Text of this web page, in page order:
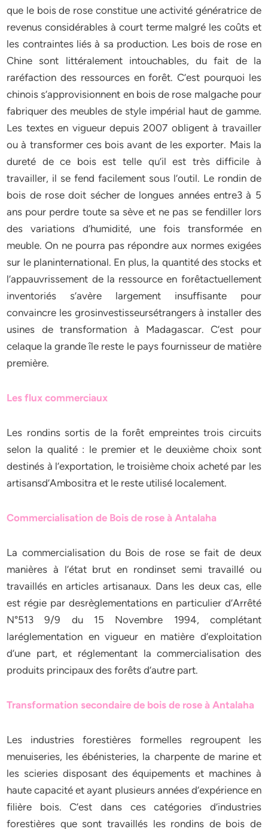
que le bois de rose constitue une activité génératrice de
revenus considérables à court terme malgré les coûts et
les contraintes liés à sa production. Les bois de rose en
Chine sont littéralement intouchables, du fait de la
raréfaction des ressources en forêt. C’est pourquoi les
chinois s’approvisionnent en bois de rose malgache pour
fabriquer des meubles de style impérial haut de gamme.
Les textes en vigueur depuis 2007 obligent à travailler
ou à transformer ces bois avant de les exporter. Mais la
dureté de ce bois est telle qu’il est très difficile à
travailler, il se fend facilement sous l’outil. Le rondin de
bois de rose doit sécher de longues années entre3 à 5
ans pour perdre toute sa sève et ne pas se fendiller lors
des variations d’humidité, une fois transformée en
meuble. On ne pourra pas répondre aux normes exigées
sur le planinternational. En plus, la quantité des stocks et
l’appauvrissement de la ressource en forêtactuellement
inventoriés s’avère largement insuffisante pour
convaincre les grosinvestisseursétrangers à installer des
usines de transformation à Madagascar. C’est pour
celaque la grande île reste le pays fournisseur de matière
première.
Les flux commerciaux
Les rondins sortis de la forêt empreintes trois circuits
selon la qualité : le premier et le deuxième choix sont
destinés à l’exportation, le troisième choix acheté par les
artisansd’Ambositra et le reste utilisé localement.
Commercialisation de Bois de rose à Antalaha
La commercialisation du Bois de rose se fait de deux
manières à l’état brut en rondinset semi travaillé ou
travaillés en articles artisanaux. Dans les deux cas, elle
est régie par desrèglementations en particulier d’Arrêté
N°513 9/9 du 15 Novembre 1994, complétant
laréglementation en vigueur en matière d’exploitation
d’une part, et réglementant la commercialisation des
produits principaux des forêts d’autre part.
Transformation secondaire de bois de rose à Antalaha
Les industries forestières formelles regroupent les
menuiseries, les ébénisteries, la charpente de marine et
les scieries disposant des équipements et machines à
haute capacité et ayant plusieurs années d’expérience en
filière bois. C’est dans ces catégories d’industries
forestières que sont travaillés les rondins de bois de